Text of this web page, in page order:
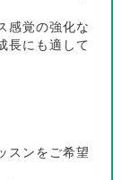
感覚の強化な
長にも適して
スンをご希望